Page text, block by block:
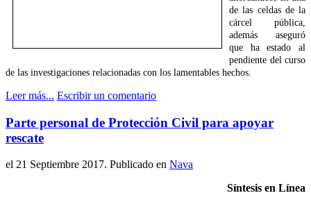
de las celdas de la
cárcel pública,
además aseguró
que ha estado al
pendiente del curso
de las investigaciones relacionadas con los lamentables hechos.
Leer más... Escribir un comentario
Parte personal de Protección Civil para apoyar
rescate
el 21 Septiembre 2017. Publicado en Nava
Síntesis en Línea